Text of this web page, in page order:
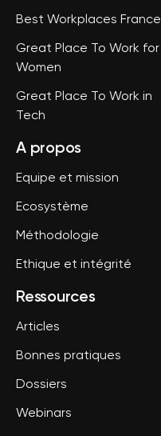
Best Workplaces France
Great Place To Work for
Women
Great Place To Work in
Tech
A propos
Equipe et mission
Ecosystème
Méthodologie
Ethique et intégrité
Ressources
Articles
Bonnes pratiques
Dossiers
Webinars